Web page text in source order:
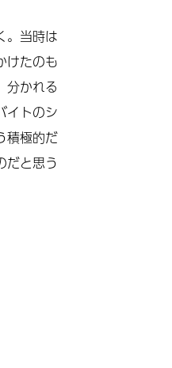
。当時は
けたのも
分かれる
イトのシ
積極的だ
だと思う